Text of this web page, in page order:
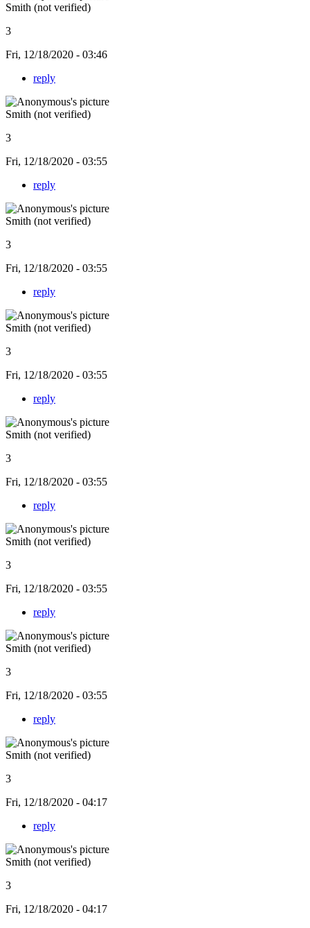
Smith (not verified)
3
Fri, 12/18/2020 - 03:46
reply
Smith (not verified)
3
Fri, 12/18/2020 - 03:55
reply
Smith (not verified)
3
Fri, 12/18/2020 - 03:55
reply
Smith (not verified)
3
Fri, 12/18/2020 - 03:55
reply
Smith (not verified)
3
Fri, 12/18/2020 - 03:55
reply
Smith (not verified)
3
Fri, 12/18/2020 - 03:55
reply
Smith (not verified)
3
Fri, 12/18/2020 - 03:55
reply
Smith (not verified)
3
Fri, 12/18/2020 - 04:17
reply
Smith (not verified)
3
Fri, 12/18/2020 - 04:17